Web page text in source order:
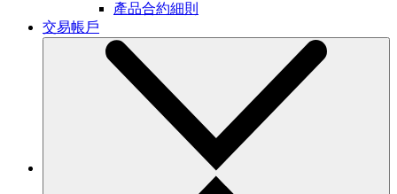
產品合約細則
交易帳戶